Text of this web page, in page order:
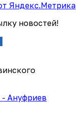
Яндекс.Метрика
новостей!
- Ануфриев